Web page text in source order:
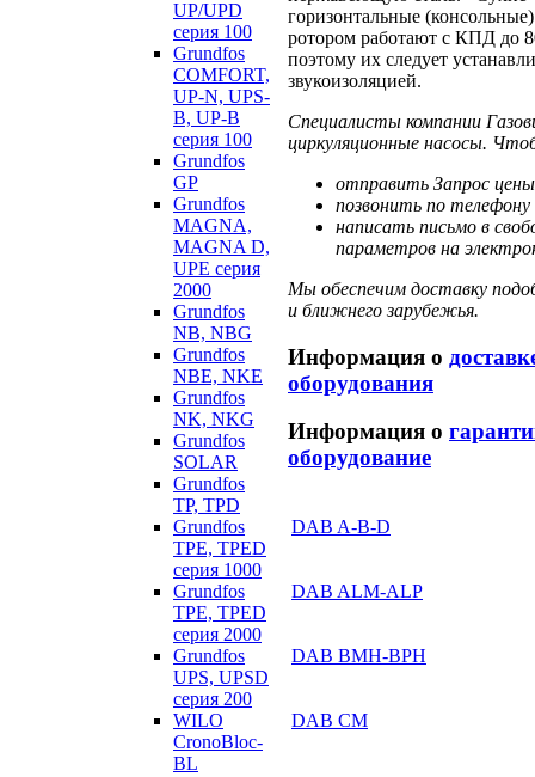
UP/UPD
серия 100
Grundfos
COMFORT,
UP-N, UPS-
B, UP-B
серия 100
Grundfos
GP
Grundfos
MAGNA,
MAGNA D,
UPE серия
2000
Grundfos
NB, NBG
Grundfos
NBE, NKE
Grundfos
NK, NKG
Grundfos
SOLAR
Grundfos
TP, TPD
Grundfos
TPE, TPED
серия 1000
Grundfos
TPE, TPED
серия 2000
Grundfos
UPS, UPSD
серия 200
WILO
CronoBloc-
BL
горизонтальные
ротором работают с КПД до
поэтому их следует
звукоизоляцией.
Специалисты компании
циркуляционные насосы.
отправить Запрос цены
позвонить по
написать письмо в
параметров на
Мы обеспечим доставку
и ближнего зарубежья.
Информация о
оборудования
Информация о
оборудование
DAB A-B-D
DAB ALM-ALP
DAB BMH-BPH
DAB CM